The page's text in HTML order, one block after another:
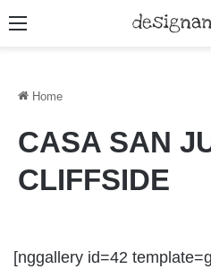
Menu
Home
CASA SAN
CLIFFSIDE
[nggallery id=42